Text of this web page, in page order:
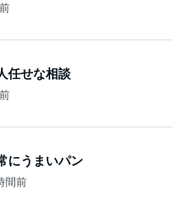
任せな相談
にうまいパン
間前